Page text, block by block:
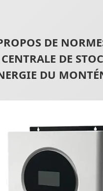
DE
DE
DU